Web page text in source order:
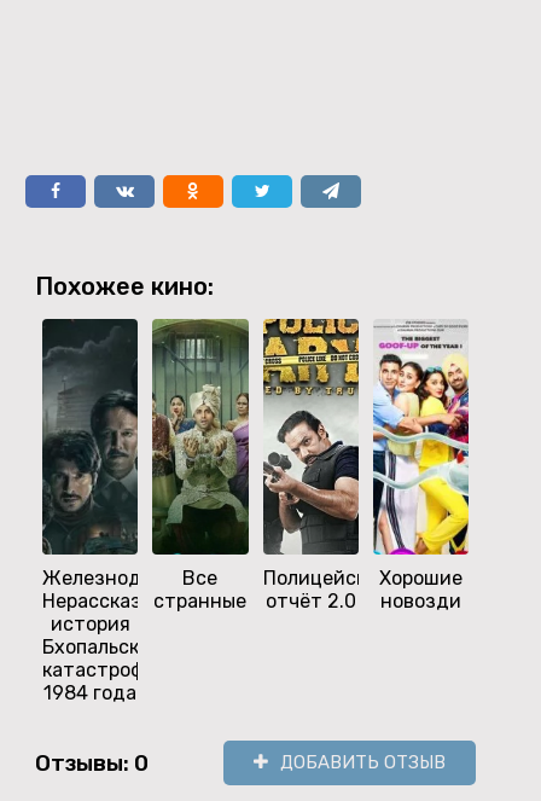
Похожее кино:
Железнодорожники:
Нерассказанная
история
Бхопальской
катастрофы
1984 года
Все
странные
Полицейский
отчёт 2.0
Хорошие
новозди
Отзывы: 0 ДОБАВИТЬ ОТЗЫВ